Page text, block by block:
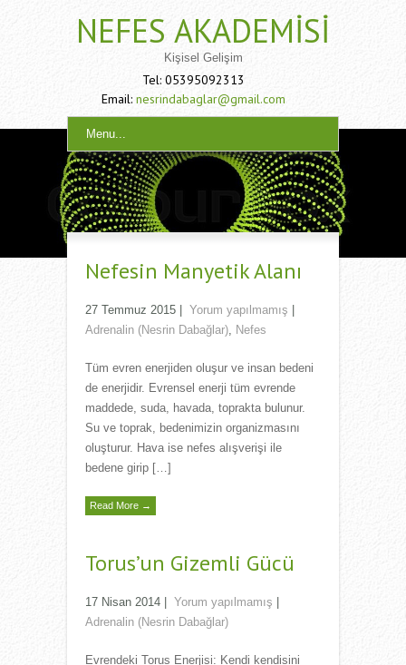
NEFES AKADEMISI
Kişisel Gelişim
Tel: 05395092313
Email: nesrindabaglar@gmail.com
Menu...
Nefesin Manyetik Alanı
27 Temmuz 2015 Yorum yapılmamış
Adrenalin (Nesrin Dabağlar), Nefes
Tüm evren enerjiden oluşur ve insan bedeni
de enerjidir. Evrensel enerji tüm evrende
maddede, suda, havada, toprakta bulunur.
Su ve toprak, bedenimizin organizmasını
oluşturur. Hava ise nefes alışverişi ile
bedene girip […]
Read More →
Torus’un Gizemli Gücü
17 Nisan 2014 Yorum yapılmamış
Adrenalin (Nesrin Dabağlar)
Evrendeki Torus Enerjisi: Kendi kendisini